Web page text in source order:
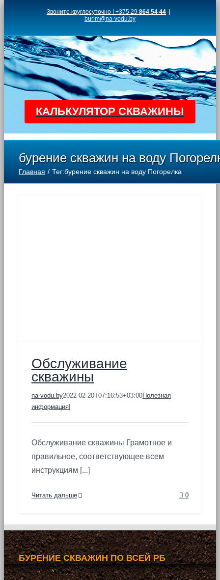
content
Звоните круглосуточно ! +375 29 864 54 44
burim@na-vodu.by
КАЛЬКУЛЯТОР СКВАЖИНЫ
бурение скважин на воду
Главная Тег:бурение скважин на воду Погорелка
Обслуживание
скважины
na-vodu.by2022-02-20T07:16:53+03:00Полезная
информация
Обслуживание скважины Грамотное и
правильное, соответствующее всем
инструкциям [...]
Читать дальше 0
БУРЕНИЕ СКВАЖИН ПО ВСЕЙ РБ